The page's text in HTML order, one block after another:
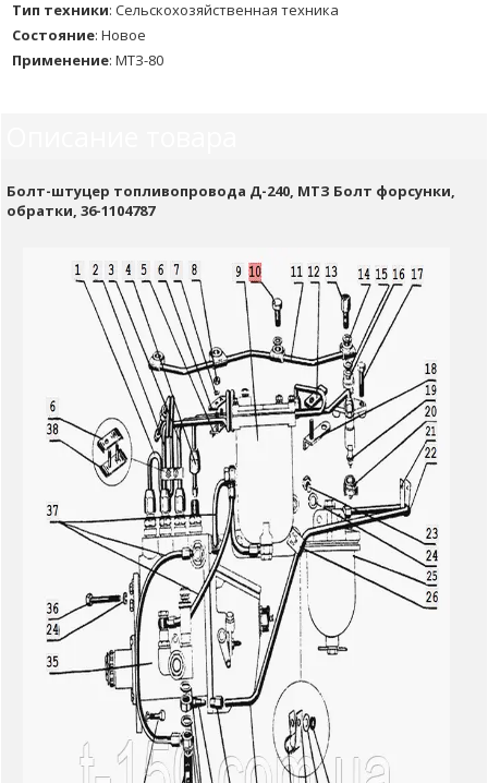
Тип техники: Сельскохозяйственная техника
Состояние: Новое
Применение: МТЗ-80
Болт-штуцер топливопровода Д-240, МТЗ Болт форсунки,
обратки, 36-1104787